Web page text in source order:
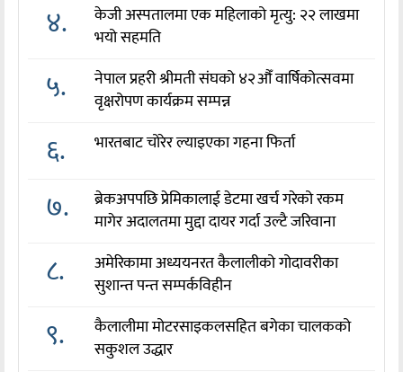
४.
केजी अस्पतालमा एक महिलाको मृत्यु: २२ लाखमा
भयो सहमति
५.
नेपाल प्रहरी श्रीमती संघको ४२औँ वार्षिकोत्सवमा
वृक्षरोपण कार्यक्रम सम्पन्न
६. भारतबाट चोरेर ल्याइएका गहना फिर्ता
७.
ब्रेकअपपछि प्रेमिकालाई डेटमा खर्च गरेको रकम
मागेर अदालतमा मुद्दा दायर गर्दा उल्टै जरिवाना
८.
अमेरिकामा अध्ययनरत कैलालीको गोदावरीका
सुशान्त पन्त सम्पर्कविहीन
९.
कैलालीमा मोटरसाइकलसहित बगेका चालकको
सकुशल उद्धार